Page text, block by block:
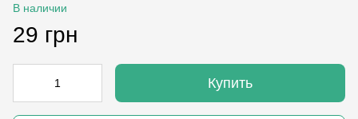
В наличии
29 грн
Купить